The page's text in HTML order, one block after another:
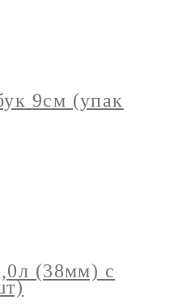
9см (упак
(38мм) с